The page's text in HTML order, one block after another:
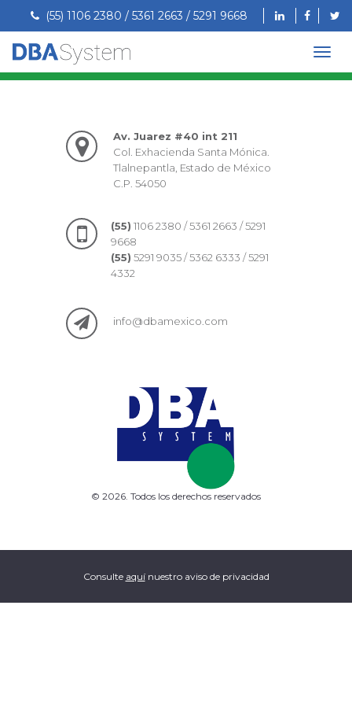
(55) 1106 2380 / 5361 2663 / 5291 9668
Av. Juarez #40 int 211
Col. Exhacienda Santa Mónica.
Tlalnepantla, Estado de México
C.P. 54050
(55) 1106 2380 / 5361 2663 / 5291
9668
(55) 5291 9035 / 5362 6333 / 5291
4332
info@dbamexico.com
© 2026. Todos los derechos reservados
Consulte aquínuestro aviso de privacidad